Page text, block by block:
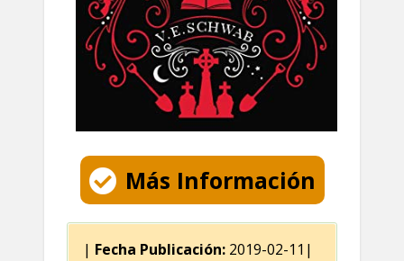
Más Información
| Fecha Publicación: 2019-02-11|